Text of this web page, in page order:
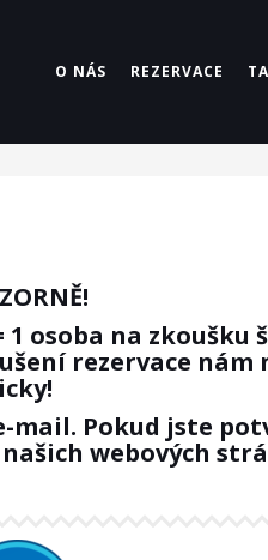
O NÁS REZERVACE
osoba na zkoušku
rezervace nám
mail. Pokud jste
webových